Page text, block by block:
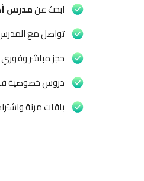
ابحث عنمدرس
تواصل مع
حجز مباشر
دروس خصوصية
باقات مرنة